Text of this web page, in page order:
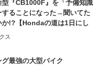
型『CB1000F』を「予備知識
することになった→聞いてた
か!?【Hondaの道は1日にし
①第一印象 編】
ス
最強の大型バイク